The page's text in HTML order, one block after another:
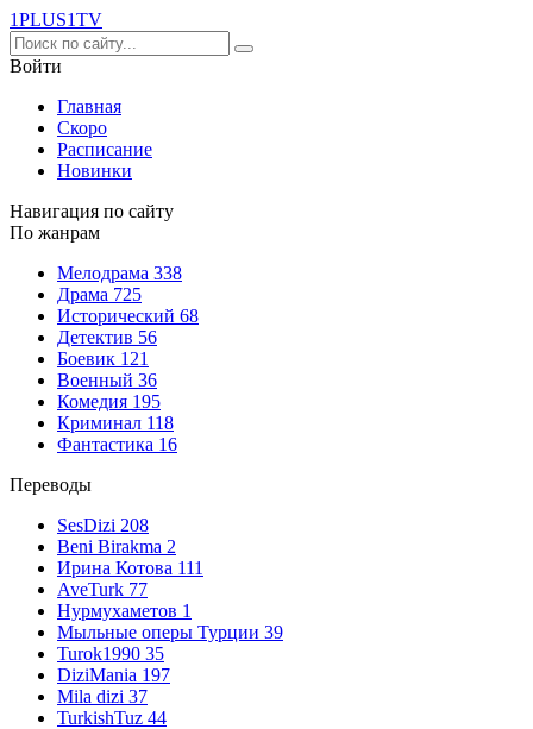
1PLUS1TV
Войти
Главная
Скоро
Расписание
Новинки
Навигация по сайту
По жанрам
Мелодрама 338
Драма 725
Исторический 68
Детектив 56
Боевик 121
Военный 36
Комедия 195
Криминал 118
Фантастика 16
Переводы
SesDizi 208
Beni Birakma 2
Ирина Котова 111
AveTurk 77
Нурмухаметов 1
Мыльные оперы Турции 39
Turok1990 35
DiziMania 197
Mila dizi 37
TurkishTuz 44